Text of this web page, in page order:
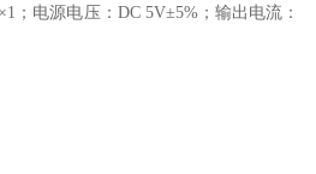
；电源电压：DC 5V±5%；输出电流：